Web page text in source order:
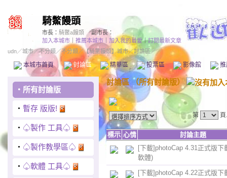
騎鱉饅頭
市長： 騎鱉a饅頭
副市長：
加入本城市
推薦本城市 加入我的最愛｜訂閱最新文章
udn／城市／不分類 ／不分類 ／【騎鱉饅頭】城市／討論區／
本城市首頁 討論區 精華區 投票區 影像館
‧ 所有討論版
‧ 暫存 版版!
‧ ♤製作 工具♤
‧ ♤製作教學區♤
‧ ♤軟體 工具♤
討論區 （所有討論版）
第
標示 心情
討論主題
[下載]photoCap 4.31正式版下
軟體)
[下載]photoCap 4.22正式版下